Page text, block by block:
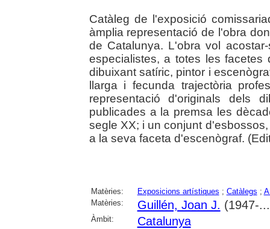
Catàleg de l'exposició
àmplia representació de l'obra
de Catalunya. L'obra vol
especialistes, a totes les
dibuixant satíric, pintor i
llarga i fecunda trajectòria
representació d'originals dels
publicades a la premsa les
segle XX; i un conjunt
a la seva faceta d'escenògraf.
Matèries: Exposicions artístiques ; Catàlegs ;
Matèries:
Guillén, Joan J. (1947-
Àmbit: Catalunya